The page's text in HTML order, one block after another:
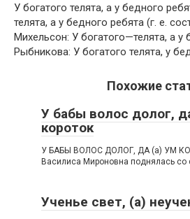
У богатого телята, а у бедного
телята, а у бедного ребята (г. е.
Михельсон: У богатого—телята, а у
Рыбникова: У богатого телята, у
Похожие
У бабы волос долог,
короток
У БАБЫ ВОЛОС ДОЛОГ, ДА (а) УМ
Василиса Мироновна поднялась со
Ученье свет, (а)